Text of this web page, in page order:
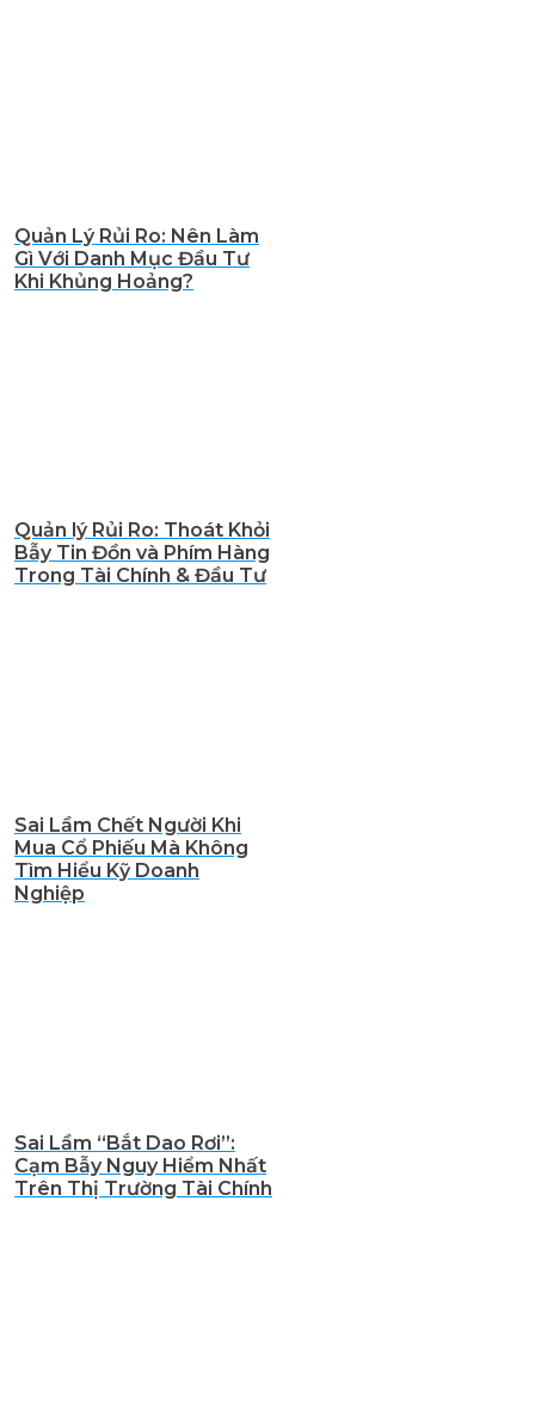
Quản Lý Rủi Ro: Nên Làm
Gì Với Danh Mục Đầu Tư
Khi Khủng Hoảng?
Quản lý Rủi Ro: Thoát Khỏi
Bẫy Tin Đồn và Phím Hàng
Trong Tài Chính & Đầu Tư
Sai Lầm Chết Người Khi
Mua Cổ Phiếu Mà Không
Tìm Hiểu Kỹ Doanh
Nghiệp
Sai Lầm “Bắt Dao Rơi”:
Cạm Bẫy Nguy Hiểm Nhất
Trên Thị Trường Tài Chính